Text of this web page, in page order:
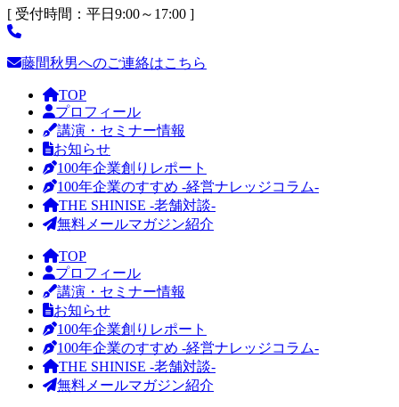
[ 受付時間：平日9:00～17:00 ]
藤間秋男へのご連絡はこちら
TOP
プロフィール
講演・セミナー情報
お知らせ
100年企業創りレポート
100年企業のすすめ -経営ナレッジコラム-
THE SHINISE -老舗対談-
無料メールマガジン紹介
TOP
プロフィール
講演・セミナー情報
お知らせ
100年企業創りレポート
100年企業のすすめ -経営ナレッジコラム-
THE SHINISE -老舗対談-
無料メールマガジン紹介